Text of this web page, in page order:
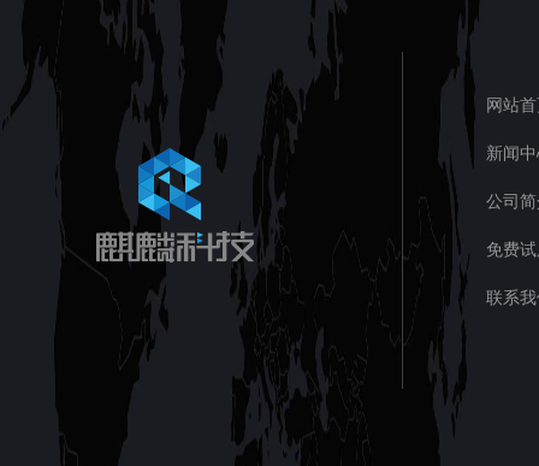
网站
新闻
公司
免费
联系